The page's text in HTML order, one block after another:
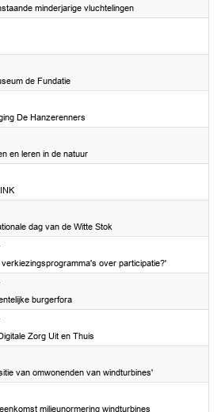
minderjarige vluchtelingen
de Fundatie
De Hanzerenners
en leren in de natuur
dag van de Witte Stok
2023
over participatie?'
2023
burgerfora
2023
Zorg Uit en Thuis
van omwonenden van windturbines'
milieunormering windturbines